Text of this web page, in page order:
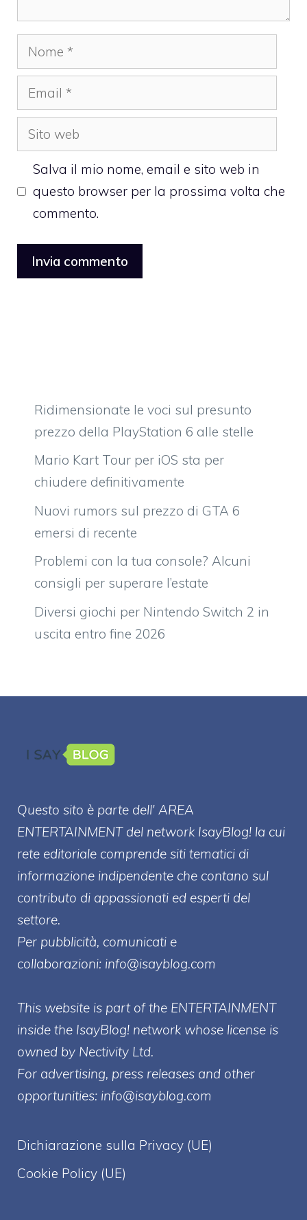
Nome
Email
Sito
web
Salva il mio nome, email e sito web in
questo browser per la prossima volta che
commento.
Ridimensionate le voci sul presunto
prezzo della PlayStation 6 alle stelle
Mario Kart Tour per iOS sta per
chiudere definitivamente
Nuovi rumors sul prezzo di GTA 6
emersi di recente
Problemi con la tua console? Alcuni
consigli per superare l’estate
Diversi giochi per Nintendo Switch 2 in
uscita entro fine 2026
Questo sito è parte dell' AREA
ENTERTAINMENT del network IsayBlog! la cui
rete editoriale comprende siti tematici di
informazione indipendente che contano sul
contributo di appassionati ed esperti del
settore.
Per pubblicità, comunicati e
collaborazioni: info@isayblog.com
This website is part of the ENTERTAINMENT
inside the IsayBlog! network whose license is
owned by Nectivity Ltd.
For advertising, press releases and other
opportunities: info@isayblog.com
Dichiarazione sulla Privacy (UE)
Cookie Policy (UE)